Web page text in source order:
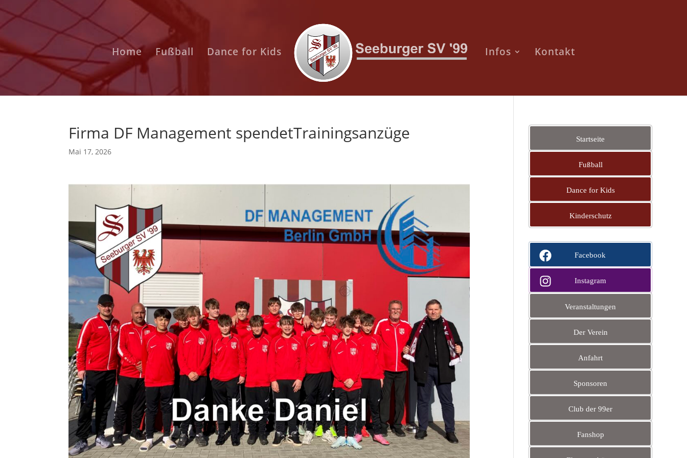
Home Fußball Dance for Kids Infos Kontakt
Firma DF Management spendetTrainingsanzüge
Mai 17, 2026
Startseite
Fußball
Dance for Kids
Kinderschutz
Facebook
Instagram
Veranstaltungen
Der Verein
Anfahrt
Sponsoren
Club der 99er
Fanshop